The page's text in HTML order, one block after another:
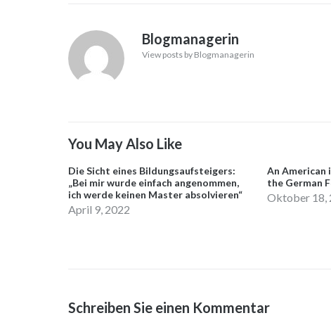
Blogmanagerin
View posts by Blogmanagerin
You May Also Like
Die Sicht eines Bildungsaufsteigers:
„Bei mir wurde einfach angenommen,
ich werde keinen Master absolvieren“
April 9, 2022
An American
the German
Oktober 18,
Schreiben Sie einen Kommentar